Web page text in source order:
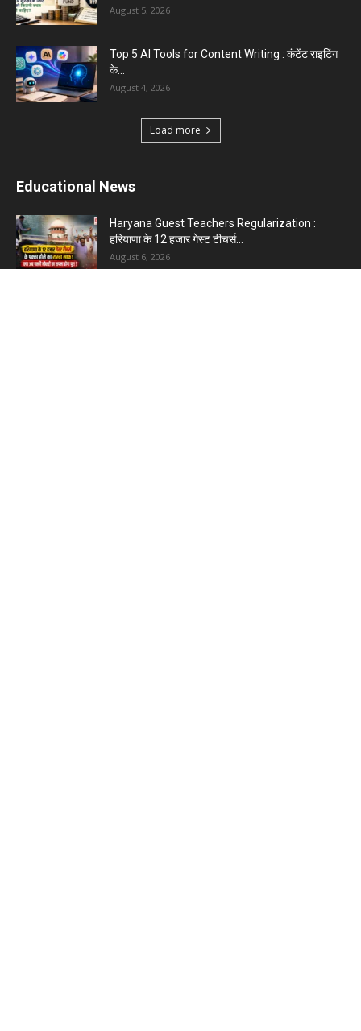
August 5, 2026
Top 5 AI Tools for Content Writing : कंटेंट राइटिंग
के...
August 4, 2026
Load more
Educational News
Haryana Guest Teachers Regularization :
हरियाणा के 12 हजार गेस्ट टीचर्स...
August 6, 2026